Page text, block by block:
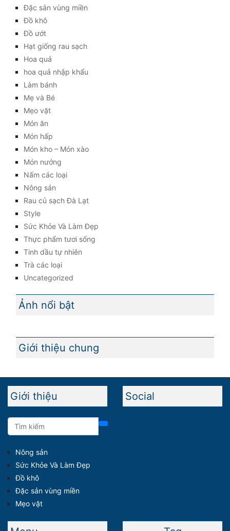
Đặc sản vùng miền
Đồ khô
Đồ ướt
Hạt giống rau sạch
Hoa quả
hoa quả nhập khẩu
Làm bánh
Mẹ và Bé
Mẹo vặt
Món ăn
Món hấp
Món kho – Món xào
Món nướng
Nấm các loại
Nông sản
Rau củ sạch Đà Lạt
Style
Sức Khỏe Và Làm Đẹp
Thực phẩm tươi sống
Tinh dầu tự nhiên
Trà các loại
Uncategorized
Ảnh nổi bật
Giới thiệu chung
Giới thiệu
Nông sản
Sức Khỏe Và Làm Đẹp
Đồ khô
Đặc sản vùng miền
Mẹo vặt
Social